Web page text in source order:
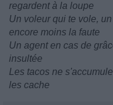
regardent à la loupe
Un voleur qui te vole,
encore moins la faute
Un agent en cas de
insultée
Les tacos ne
les cache